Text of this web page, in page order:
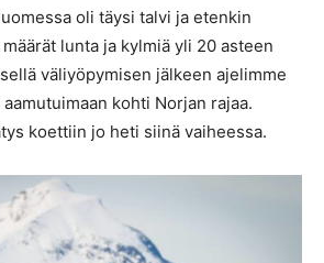
oli täysi talvi ja etenkin
lunta ja kylmiä yli 20 asteen
väliyöpymisen jälkeen ajelimme
kohti Norjan rajaa.
koettiin jo heti siinä vaiheessa.